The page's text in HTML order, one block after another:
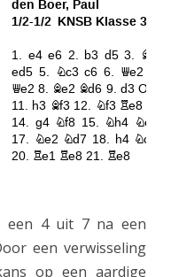
s
r
e
c
t
g
een 4 uit 7 na een
een verwisseling
op een aardige